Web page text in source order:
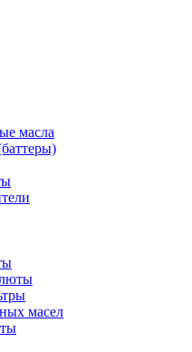
масла
масел